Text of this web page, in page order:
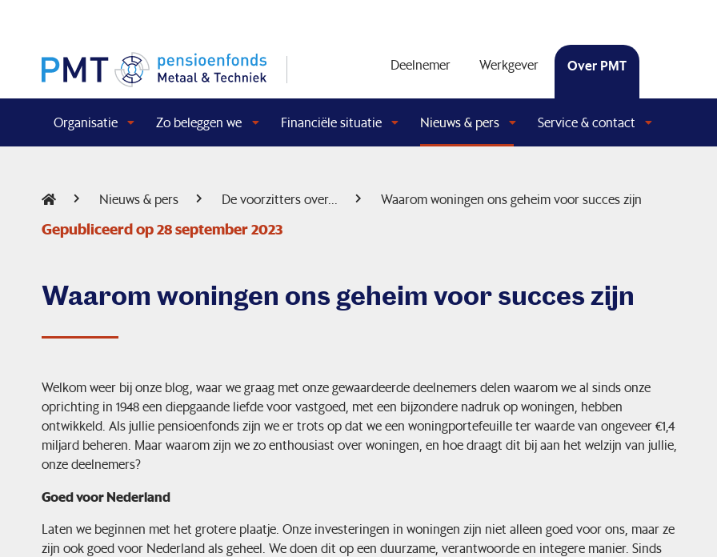
Deelnemer Werkgever Over PMT
Organisatie Zo beleggen we Financiële situatie Nieuws & pers Service & contact
Nieuws & pers De voorzitters over... Waarom woningen ons geheim voor succes zijn
Gepubliceerd op 28 september 2023
Waarom woningen ons geheim voor succes zijn
Welkom weer bij onze blog, waar we graag met onze gewaardeerde deelnemers delen waarom we al sinds onze
oprichting in 1948 een diepgaande liefde voor vastgoed, met een bijzondere nadruk op woningen, hebben
ontwikkeld. Als jullie pensioenfonds zijn we er trots op dat we een woningportefeuille ter waarde van ongeveer €1,4
miljard beheren. Maar waarom zijn we zo enthousiast over woningen, en hoe draagt dit bij aan het welzijn van jullie,
onze deelnemers?
Goed voor Nederland
Laten we beginnen met het grotere plaatje. Onze investeringen in woningen zijn niet alleen goed voor ons, maar ze
zijn ook goed voor Nederland als geheel. We doen dit op een duurzame, verantwoorde en integere manier. Sinds